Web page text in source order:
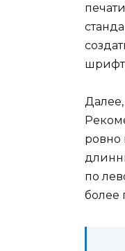
ровно
по
более